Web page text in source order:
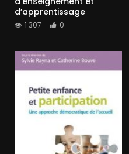
d’apprentissage
1 307 0